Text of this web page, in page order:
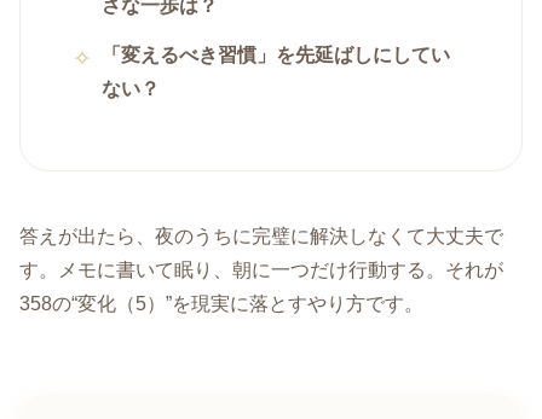
さな一歩は？
「変えるべき習慣」を先延ばしにしてい
ない？
答えが出たら、夜のうちに完璧に解決しなくて大丈夫で
す。メモに書いて眠り、朝に一つだけ行動する。それが
358の“変化（5）”を現実に落とすやり方です。